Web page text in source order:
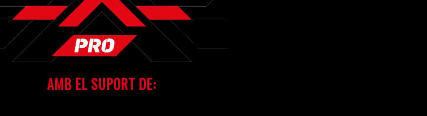
AMB EL SUPORT DE: